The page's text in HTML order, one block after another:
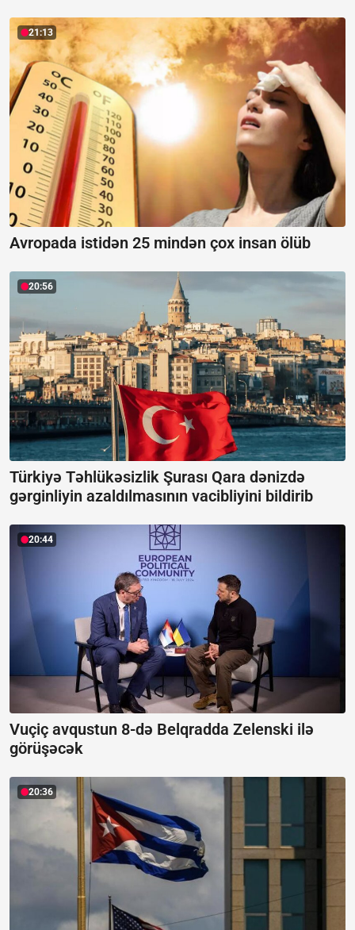
21:13
Avropada istidən 25 mindən çox insan ölüb
20:56
Türkiyə Təhlükəsizlik Şurası Qara dənizdə
gərginliyin azaldılmasının vacibliyini bildirib
20:44
Vuçiç avqustun 8-də Belqradda Zelenski ilə
görüşəcək
20:36